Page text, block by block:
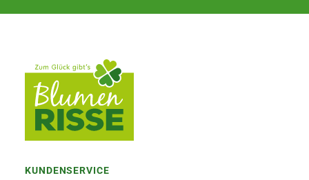
KUNDENSERVICE